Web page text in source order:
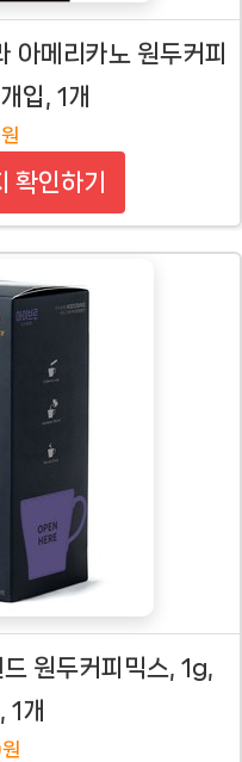
아메리카노 원두커피
입, 1개
확인하기
원두커피믹스, 1g,
개